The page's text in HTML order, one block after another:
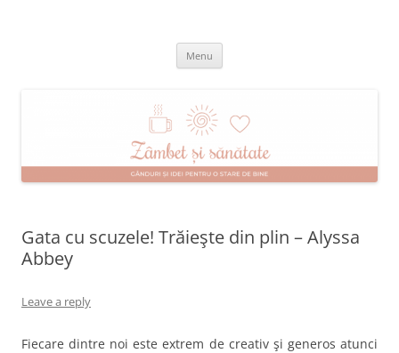
Menu
Gata cu scuzele! Trăieşte din plin – Alyssa
Abbey
Leave a reply
Fiecare dintre noi este extrem de creativ şi generos atunci